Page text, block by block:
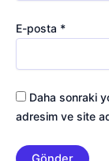
E-posta *
Daha sonraki
adresim ve site